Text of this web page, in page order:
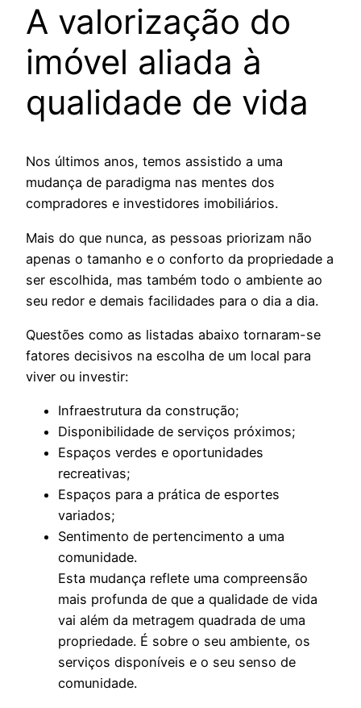
A valorização do
imóvel aliada à
qualidade de vida
Nos últimos anos, temos assistido a uma
mudança de paradigma nas mentes dos
compradores e investidores imobiliários.
Mais do que nunca, as pessoas priorizam não
apenas o tamanho e o conforto da propriedade a
ser escolhida, mas também todo o ambiente ao
seu redor e demais facilidades para o dia a dia.
Questões como as listadas abaixo tornaram-se
fatores decisivos na escolha de um local para
viver ou investir:
Infraestrutura da construção;
Disponibilidade de serviços próximos;
Espaços verdes e oportunidades
recreativas;
Espaços para a prática de esportes
variados;
Sentimento de pertencimento a uma
comunidade.
Esta mudança reflete uma compreensão
mais profunda de que a qualidade de vida
vai além da metragem quadrada de uma
propriedade. É sobre o seu ambiente, os
serviços disponíveis e o seu senso de
comunidade.